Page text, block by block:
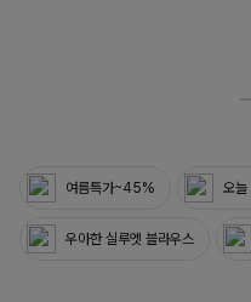
여름특가~45% 오늘
우아한 실루엣 블라우스